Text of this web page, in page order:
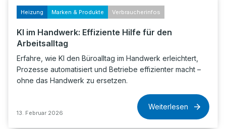
Heizung Marken & Produkte Verbraucherinfos
KI im Handwerk: Effiziente Hilfe für den
Arbeitsalltag
Erfahre, wie KI den Büroalltag im Handwerk erleichtert,
Prozesse automatisiert und Betriebe effizienter macht –
ohne das Handwerk zu ersetzen.
13. Februar 2026
Weiterlesen